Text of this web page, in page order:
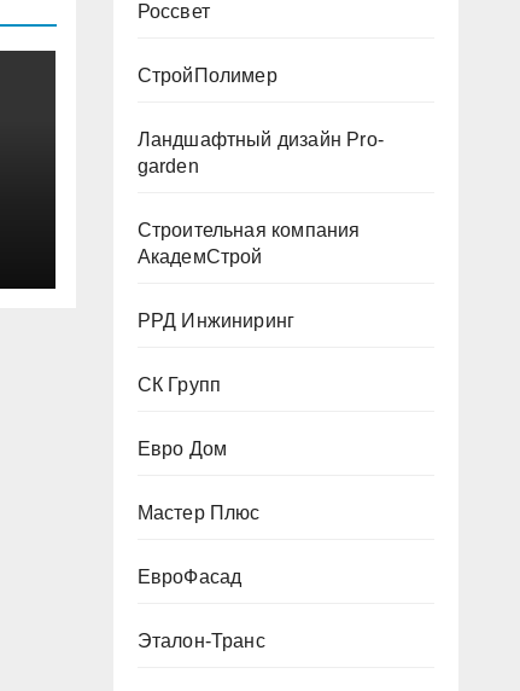
Россвет
СтройПолимер
Ландшафтный дизайн Pro-
garden
Строительная компания
АкадемСтрой
РРД Инжиниринг
СК Групп
Евро Дом
Мастер Плюс
ЕвроФасад
Эталон-Транс